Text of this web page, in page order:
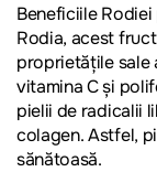
Beneficiile
Rodia, acest
proprietățile sale
vitamina C și
pielii de radicalii
colagen. Astfel,
sănătoasă.